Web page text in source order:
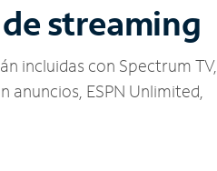
streaming
incluidas con Spectrum TV,
anuncios, ESPN Unlimited,